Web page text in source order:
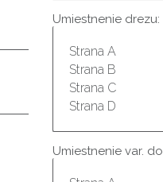
Umiestnenie drezu:
Umiestnenie var.